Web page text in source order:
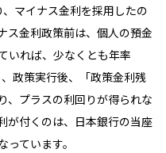
マイナス金利を採用したの
ス金利政策前は、個人の預金
いれば、少なくとも年率
政策実行後、「政策金利残
、プラスの利回りが得られな
が付くのは、日本銀行の当座
ています。